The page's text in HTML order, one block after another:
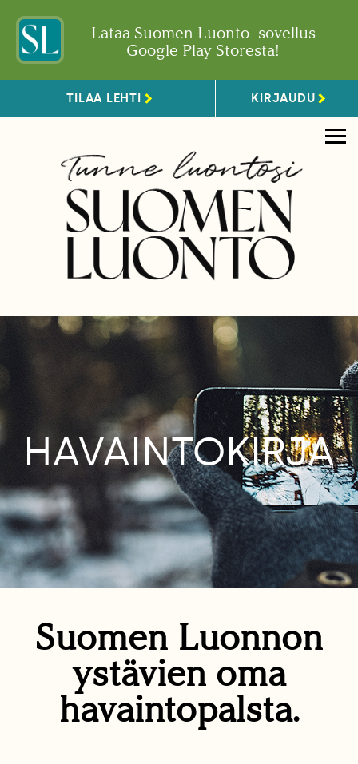
Lataa Suomen Luonto -sovellus
Google Play Storesta!
TILAA LEHTI KIRJAUDU
HAVAINTOKIRJA
Suomen Luonnon
ystävien oma
havaintopalsta.